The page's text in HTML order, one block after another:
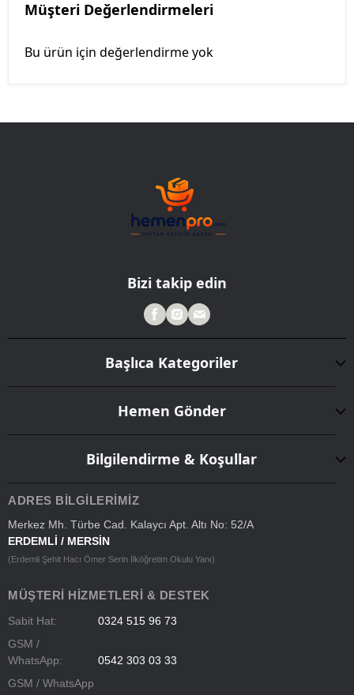
Müşteri Değerlendirmeleri
Bu ürün için değerlendirme yok
Bizi takip edin
Başlıca Kategoriler
Hemen Gönder
Bilgilendirme & Koşullar
ADRES BILGILERIMIZ
Merkez Mh. Türbe Cad. Kalaycı Apt. Altı No: 52/A
ERDEMLİ / MERSİN
(Erdemli Şehit Hacı Ömer Serin İlköğretim Okulu Yanı)
MÜŞTERI HIZMETLERI & DESTEK
Sabit Hat:
0324 515 96 73
GSM /
WhatsApp:
0542 303 03 33
GSM / WhatsApp